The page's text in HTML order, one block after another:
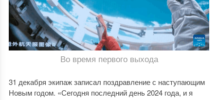
Во время первого выхода
31 декабря экипаж записал поздравление с наступающим
Новым годом. «Сегодня последний день 2024 года, и я